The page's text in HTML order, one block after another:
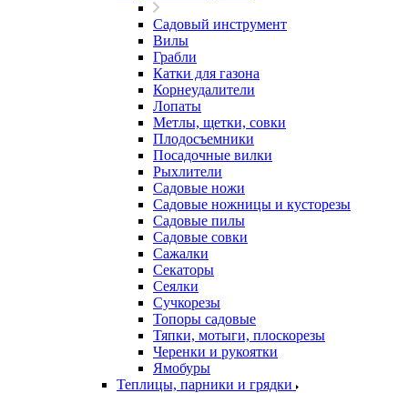
Садовый инструмент
Вилы
Грабли
Катки для газона
Корнеудалители
Лопаты
Метлы, щетки, совки
Плодосъемники
Посадочные вилки
Рыхлители
Садовые ножи
Садовые ножницы и кусторезы
Садовые пилы
Садовые совки
Сажалки
Секаторы
Сеялки
Сучкорезы
Топоры садовые
Тяпки, мотыги, плоскорезы
Черенки и рукоятки
Ямобуры
Теплицы, парники и грядки